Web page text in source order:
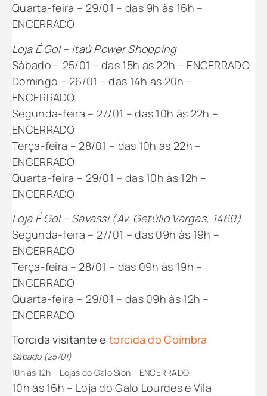
Quarta-feira – 29/01 – das 9h às 16h –
ENCERRADO
Loja É Gol – Itaú Power Shopping
Sábado – 25/01 – das 15h às 22h – ENCERRADO
Domingo – 26/01 – das 14h às 20h –
ENCERRADO
Segunda-feira – 27/01 – das 10h às 22h –
ENCERRADO
Terça-feira – 28/01 – das 10h às 22h –
ENCERRADO
Quarta-feira – 29/01 – das 10h às 12h –
ENCERRADO
Loja É Gol – Savassi (Av. Getúlio Vargas, 1460)
Segunda-feira – 27/01 – das 09h às 19h –
ENCERRADO
Terça-feira – 28/01 – das 09h às 19h –
ENCERRADO
Quarta-feira – 29/01 – das 09h às 12h –
ENCERRADO
Torcida visitante etorcida do Coimbra
Sábado (25/01)
10h às 12h – Lojas do Galo Sion – ENCERRADO
10h às 16h – Loja do Galo Lourdes e Vila